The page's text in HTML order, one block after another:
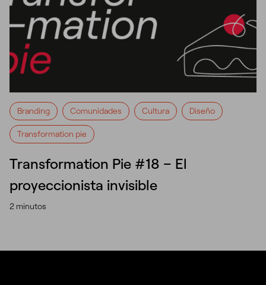
Branding Comunidades Cultura Diseño
Transformation pie
Transformation Pie #18 – El
proyeccionista invisible
2 minutos